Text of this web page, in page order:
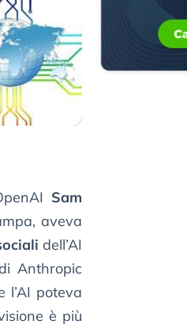
Sam
aveva
dell’AI
Anthropic
poteva
è più